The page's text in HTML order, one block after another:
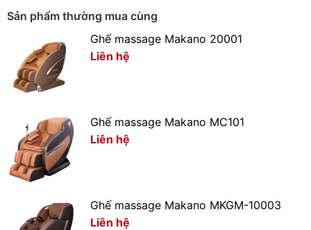
Sản phẩm thường mua cùng
Ghế massage Makano 20001
Liên hệ
Ghế massage Makano MC101
Liên hệ
Ghế massage Makano MKGM-10003
Liên hệ